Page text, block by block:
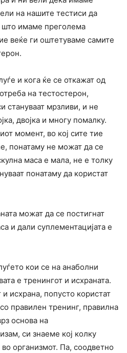
на нашите тестиси да
што имаме преголема
веќе ги оштетуваме самите
и кога ќе се откажат од
на тестостерон,
стануваат мрзливи, и не
двојка и многу помалку.
момент, во кој сите тие
понатаму не можат да се
маса е мала, не е толку
понатаму да користат
можат да се постигнат
и дали суплементацијата е
кои се на анаболни
е тренингот и исхраната.
исхрана, попусто користат
правилен тренинг, правилна
основа на
си знаеме кој колку
организмот. Па, соодветно